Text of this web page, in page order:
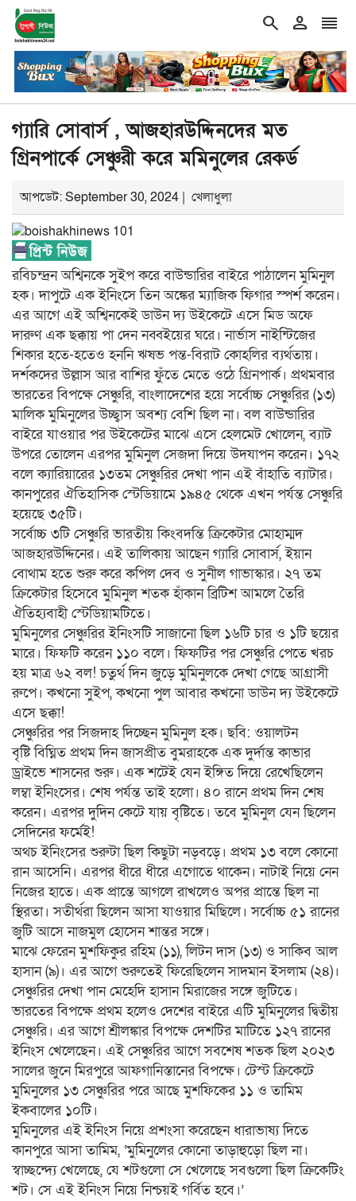
search person reorder
শিরোনাম
double_arrowবিশ্বকাপে মেসিকে ‘বোমা মেরে উড়িয়ে দেওয়ার’ হুমকি,
গ্যারি সোবার্স , আজহারউদ্দিনদের মত
গ্রিনপার্কে সেঞ্চুরী করে মমিনুলের রেকর্ড
আপডেট: September 30, 2024 | খেলাধুলা
রবিচন্দ্রন অশ্বিনকে সুইপ করে বাউন্ডারির বাইরে পাঠালেন মুমিনুল
হক। দাপুটে এক ইনিংসে তিন অঙ্কের ম্যাজিক ফিগার স্পর্শ করেন।
এর আগে এই অশ্বিনকেই ডাউন দ্য উইকেটে এসে মিড অফে
দারুণ এক ছক্কায় পা দেন নব্বইয়ের ঘরে। নার্ভাস নাইন্টিজের
শিকার হতে-হতেও হননি ঋষভ পন্ত-বিরাট কোহলির ব্যর্থতায়।
দর্শকদের উল্লাস আর বাশির ফুঁতে মেতে ওঠে গ্রিনপার্ক। প্রথমবার
ভারতের বিপক্ষে সেঞ্চুরি, বাংলাদেশের হয়ে সর্বোচ্চ সেঞ্চুরির (১৩)
মালিক মুমিনুলের উচ্ছ্বাস অবশ্য বেশি ছিল না। বল বাউন্ডারির
বাইরে যাওয়ার পর উইকেটের মাঝে এসে হেলমেট খোলেন, ব্যাট
উপরে তোলেন এরপর মুমিনুল সেজদা দিয়ে উদযাপন করেন। ১৭২
বলে ক্যারিয়ারের ১৩তম সেঞ্চুরির দেখা পান এই বাঁহাতি ব্যাটার।
কানপুরের ঐতিহাসিক স্টেডিয়ামে ১৯৪৫ থেকে এখন পর্যন্ত সেঞ্চুরি
হয়েছে ৩৫টি।
সর্বোচ্চ ৩টি সেঞ্চুরি ভারতীয় কিংবদন্তি ক্রিকেটার মোহাম্মদ
আজহারউদ্দিনের। এই তালিকায় আছেন গ্যারি সোবার্স, ইয়ান
বোথাম হতে শুরু করে কপিল দেব ও সুনীল গাভাস্কার। ২৭ তম
ক্রিকেটার হিসেবে মুমিনুল শতক হাঁকান ব্রিটিশ আমলে তৈরি
ঐতিহ্যবাহী স্টেডিয়ামটিতে।
মুমিনুলের সেঞ্চুরির ইনিংসটি সাজানো ছিল ১৬টি চার ও ১টি ছয়ের
মারে। ফিফটি করেন ১১০ বলে। ফিফটির পর সেঞ্চুরি পেতে খরচ
হয় মাত্র ৬২ বল! চতুর্থ দিন জুড়ে মুমিনুলকে দেখা গেছে আগ্রাসী
রুপে। কখনো সুইপ, কখনো পুল আবার কখনো ডাউন দ্য উইকেটে
এসে ছক্কা!
সেঞ্চুরির পর সিজদাহ দিচ্ছেন মুমিনুল হক। ছবি: ওয়ালটন
বৃষ্টি বিঘ্নিত প্রথম দিন জাসপ্রীত বুমরাহকে এক দুর্দান্ত কাভার
ড্রাইভে শাসনের শুরু। এক শটেই যেন ইঙ্গিত দিয়ে রেখেছিলেন
লম্বা ইনিংসের। শেষ পর্যন্ত তাই হলো। ৪০ রানে প্রথম দিন শেষ
করেন। এরপর দুদিন কেটে যায় বৃষ্টিতে। তবে মুমিনুল যেন ছিলেন
সেদিনের ফর্মেই!
অথচ ইনিংসের শুরুটা ছিল কিছুটা নড়বড়ে। প্রথম ১৩ বলে কোনো
রান আসেনি। এরপর ধীরে ধীরে এগোতে থাকেন। নাটাই নিয়ে নেন
নিজের হাতে। এক প্রান্তে আগলে রাখলেও অপর প্রান্তে ছিল না
স্থিরতা। সতীর্থরা ছিলেন আসা যাওয়ার মিছিলে। সর্বোচ্চ ৫১ রানের
জুটি আসে নাজমুল হোসেন শান্তর সঙ্গে।
মাঝে ফেরেন মুশফিকুর রহিম (১১), লিটন দাস (১৩) ও সাকিব আল
হাসান (৯)। এর আগে শুরুতেই ফিরেছিলেন সাদমান ইসলাম (২৪)।
সেঞ্চুরির দেখা পান মেহেদি হাসান মিরাজের সঙ্গে জুটিতে।
ভারতের বিপক্ষে প্রথম হলেও দেশের বাইরে এটি মুমিনুলের দ্বিতীয়
সেঞ্চুরি। এর আগে শ্রীলঙ্কার বিপক্ষে দেশটির মাটিতে ১২৭ রানের
ইনিংস খেলেছেন। এই সেঞ্চুরির আগে সবশেষ শতক ছিল ২০২৩
সালের জুনে মিরপুরে আফগানিস্তানের বিপক্ষে। টেস্ট ক্রিকেটে
মুমিনুলের ১৩ সেঞ্চুরির পরে আছে মুশফিকের ১১ ও তামিম
ইকবালের ১০টি।
মুমিনুলের এই ইনিংস নিয়ে প্রশংসা করেছেন ধারাভাষ্য দিতে
কানপুরে আসা তামিম, ‘মুমিনুলের কোনো তাড়াহুড়ো ছিল না।
স্বাচ্ছন্দ্যে খেলেছে, যে শটগুলো সে খেলেছে সবগুলো ছিল ক্রিকেটিং
শট। সে এই ইনিংস নিয়ে নিশ্চয়ই গর্বিত হবে।’